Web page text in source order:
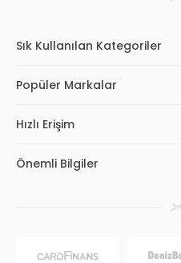
Sık Kullanılan Kategoriler
Popüler Markalar
Hızlı Erişim
Önemli Bilgiler